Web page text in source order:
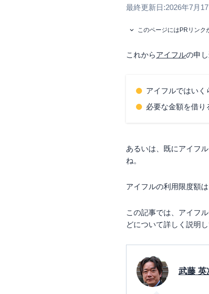
最終更新日:2026年7月
このページにはPRリンク
これからアイフルの申
アイフルではいく
必要な金額を借り
あるいは、既にアイフ
ね。
アイフルの利用限度額
この記事では、アイフ
どについて詳しく説明し
武藤 英